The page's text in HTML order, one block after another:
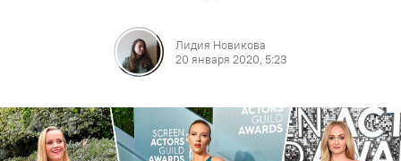
Лидия Новикова
20 января 2020, 5:23